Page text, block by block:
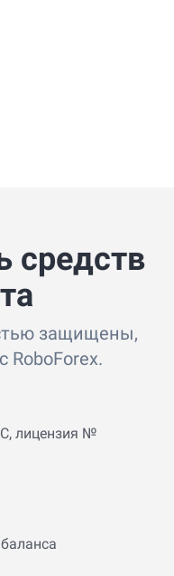
средств
защищены,
RoboForex.
лицензия №